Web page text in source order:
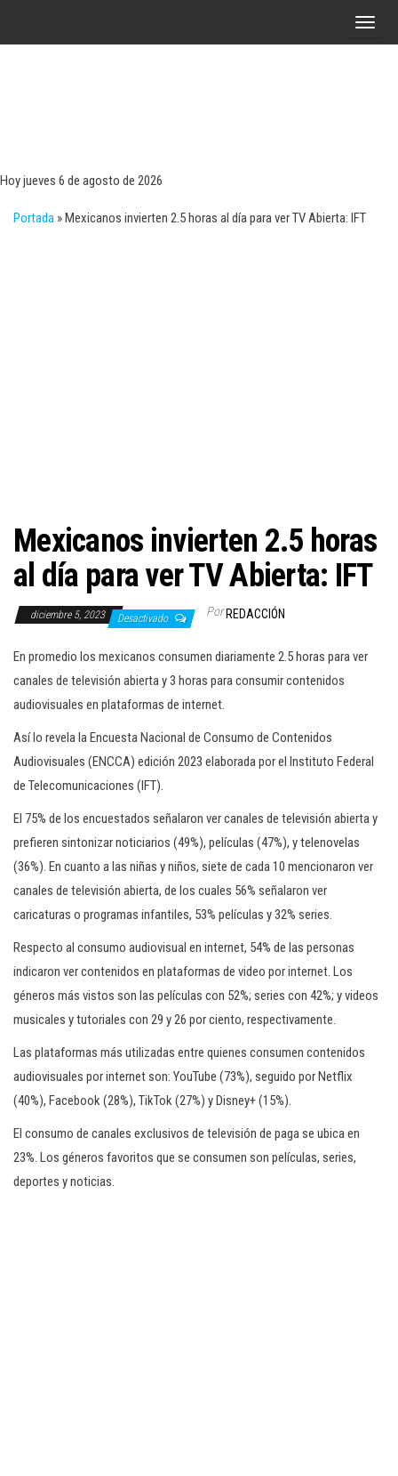
A
l
Hoy jueves 6 de agosto de 2026
Portada »Mexicanos invierten 2.5 horas al día para ver TV Abierta: IFT
Mexicanos invierten 2.5 horas
al día para ver TV Abierta: IFT
diciembre 5, 2023 Desactivado Por REDACCIÓN
En promedio los mexicanos consumen diariamente 2.5 horas para ver
canales de televisión abierta y 3 horas para consumir contenidos
audiovisuales en plataformas de internet.
Así lo revela la Encuesta Nacional de Consumo de Contenidos
Audiovisuales (ENCCA) edición 2023 elaborada por el Instituto Federal
de Telecomunicaciones (IFT).
El 75% de los encuestados señalaron ver canales de televisión abierta y
prefieren sintonizar noticiarios (49%), películas (47%), y telenovelas
(36%). En cuanto a las niñas y niños, siete de cada 10 mencionaron ver
canales de televisión abierta, de los cuales 56% señalaron ver
caricaturas o programas infantiles, 53% películas y 32% series.
Respecto al consumo audiovisual en internet, 54% de las personas
indicaron ver contenidos en plataformas de video por internet. Los
géneros más vistos son las películas con 52%; series con 42%; y videos
musicales y tutoriales con 29 y 26 por ciento, respectivamente.
Las plataformas más utilizadas entre quienes consumen contenidos
audiovisuales por internet son: YouTube (73%), seguido por Netflix
(40%), Facebook (28%), TikTok (27%) y Disney+ (15%).
El consumo de canales exclusivos de televisión de paga se ubica en
23%. Los géneros favoritos que se consumen son películas, series,
deportes y noticias.